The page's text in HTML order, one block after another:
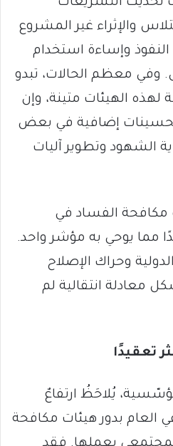
والإثراء غير المشروع
وإساءة استخدام
وفي معظم الحالات، تبدو
لهذه الهيئات متينة، وإن
تحسينات إضافية في بعض
الشهود وتطوير آليات
مكافحة الفساد في
مما يوحي به مؤشر واحد.
وحراك الإصلاح
معادلة انتقالية لم
تعقيدًا
يُلاحَظُ ارتفاعٌ
العام بدور هيئات مكافحة